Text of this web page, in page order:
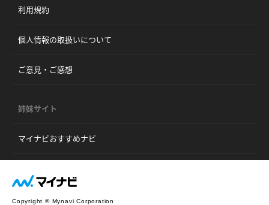
利用規約
個人情報の取扱いについて
ご意見・ご感想
姉妹サイト
マイナビおすすめナビ
Copyright © Mynavi Corporation